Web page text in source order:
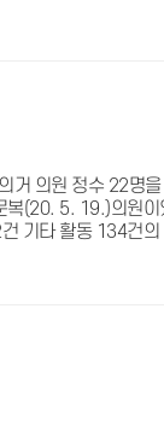
거 의원 정수 22명
복(20. 5. 19.)의원
기타 활동 134건의